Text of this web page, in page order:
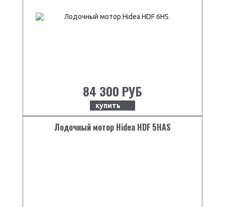
84 300 РУБ
купить
Лодочный мотор Hidea HDF 5HAS